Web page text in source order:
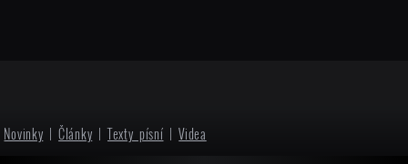
Novinky |Články |Texty písní |Videa